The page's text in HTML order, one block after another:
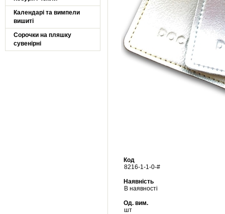
Календарі та вимпели
вишиті
Сорочки на пляшку
сувенірні
Код
8216-1-1-0-#
Наявність
В наявності
Од. вим.
шт